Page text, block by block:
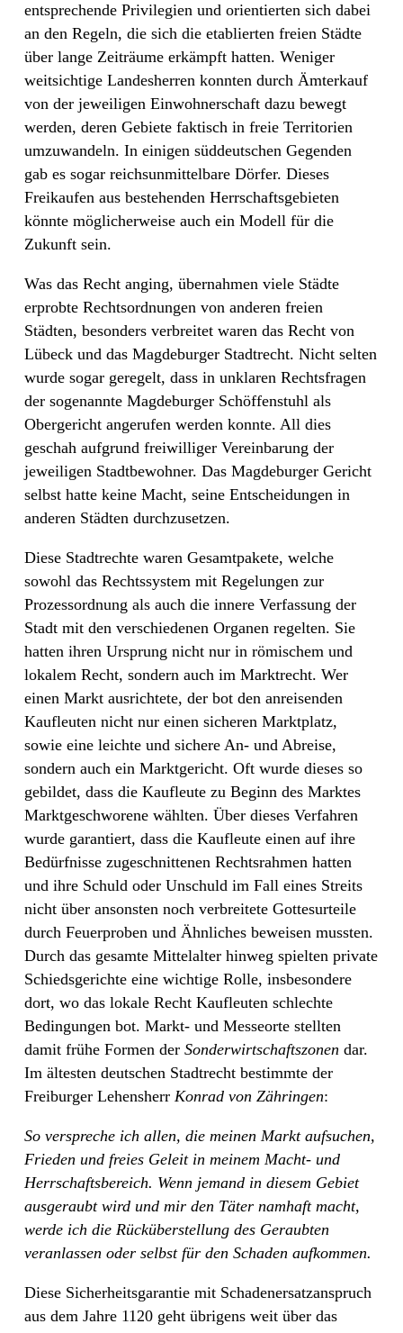
entsprechende Privilegien und orientierten sich dabei
an den Regeln, die sich die etablierten freien Städte
über lange Zeiträume erkämpft hatten. Weniger
weitsichtige Landesherren konnten durch Ämterkauf
von der jeweiligen Einwohnerschaft dazu bewegt
werden, deren Gebiete faktisch in freie Territorien
umzuwandeln. In einigen süddeutschen Gegenden
gab es sogar reichsunmittelbare Dörfer. Dieses
Freikaufen aus bestehenden Herrschaftsgebieten
könnte möglicherweise auch ein Modell für die
Zukunft sein.
Was das Recht anging, übernahmen viele Städte
erprobte Rechtsordnungen von anderen freien
Städten, besonders verbreitet waren das Recht von
Lübeck und das Magdeburger Stadtrecht. Nicht selten
wurde sogar geregelt, dass in unklaren Rechtsfragen
der sogenannte Magdeburger Schöffenstuhl als
Obergericht angerufen werden konnte. All dies
geschah aufgrund freiwilliger Vereinbarung der
jeweiligen Stadtbewohner. Das Magdeburger Gericht
selbst hatte keine Macht, seine Entscheidungen in
anderen Städten durchzusetzen.
Diese Stadtrechte waren Gesamtpakete, welche
sowohl das Rechtssystem mit Regelungen zur
Prozessordnung als auch die innere Verfassung der
Stadt mit den verschiedenen Organen regelten. Sie
hatten ihren Ursprung nicht nur in römischem und
lokalem Recht, sondern auch im Marktrecht. Wer
einen Markt ausrichtete, der bot den anreisenden
Kaufleuten nicht nur einen sicheren Marktplatz,
sowie eine leichte und sichere An- und Abreise,
sondern auch ein Marktgericht. Oft wurde dieses so
gebildet, dass die Kaufleute zu Beginn des Marktes
Marktgeschworene wählten. Über dieses Verfahren
wurde garantiert, dass die Kaufleute einen auf ihre
Bedürfnisse zugeschnittenen Rechtsrahmen hatten
und ihre Schuld oder Unschuld im Fall eines Streits
nicht über ansonsten noch verbreitete Gottesurteile
durch Feuerproben und Ähnliches beweisen mussten.
Durch das gesamte Mittelalter hinweg spielten private
Schiedsgerichte eine wichtige Rolle, insbesondere
dort, wo das lokale Recht Kaufleuten schlechte
Bedingungen bot. Markt- und Messeorte stellten
damit frühe Formen der Sonderwirtschaftszonen dar.
Im ältesten deutschen Stadtrecht bestimmte der
Freiburger Lehensherr Konrad von Zähringen:
So verspreche ich allen, die meinen Markt aufsuchen,
Frieden und freies Geleit in meinem Macht- und
Herrschaftsbereich. Wenn jemand in diesem Gebiet
ausgeraubt wird und mir den Täter namhaft macht,
werde ich die Rücküberstellung des Geraubten
veranlassen oder selbst für den Schaden aufkommen.
Diese Sicherheitsgarantie mit Schadenersatzanspruch
aus dem Jahre 1120 geht übrigens weit über das